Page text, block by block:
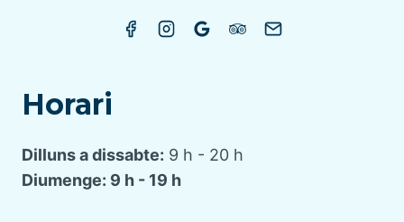
Horari
Dilluns a dissabte: 9 h - 20 h
Diumenge: 9 h - 19 h